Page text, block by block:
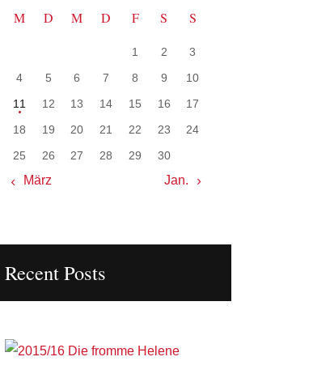
M D M D F S S
1 2
3
4
5 6 7 8 9
10
11
12 13 14 15 16
17
18
19 20 21 22 23
24
25
26 27 28 29 30
« März Jan. »
Recent Posts